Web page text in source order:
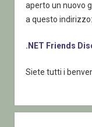
aperto un nuovo
a questo indirizzo:
.NET Friends
Siete tutti i